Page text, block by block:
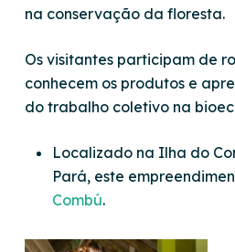
na conservação da floresta.
Os visitantes participam de
conhecem os produtos e
do trabalho coletivo na
Localizado na Ilha do
Pará, este
Combú.